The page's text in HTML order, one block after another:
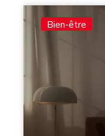
Bien-être